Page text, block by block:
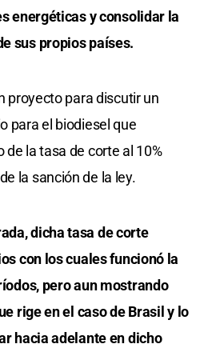
energéticas y consolidar la
sus propios países.
proyecto para discutir un
para el biodiesel que
la tasa de corte al 10%
la sanción de la ley.
dicha tasa de corte
con los cuales funcionó la
pero aun mostrando
rige en el caso de Brasil y lo
hacia adelante en dicho